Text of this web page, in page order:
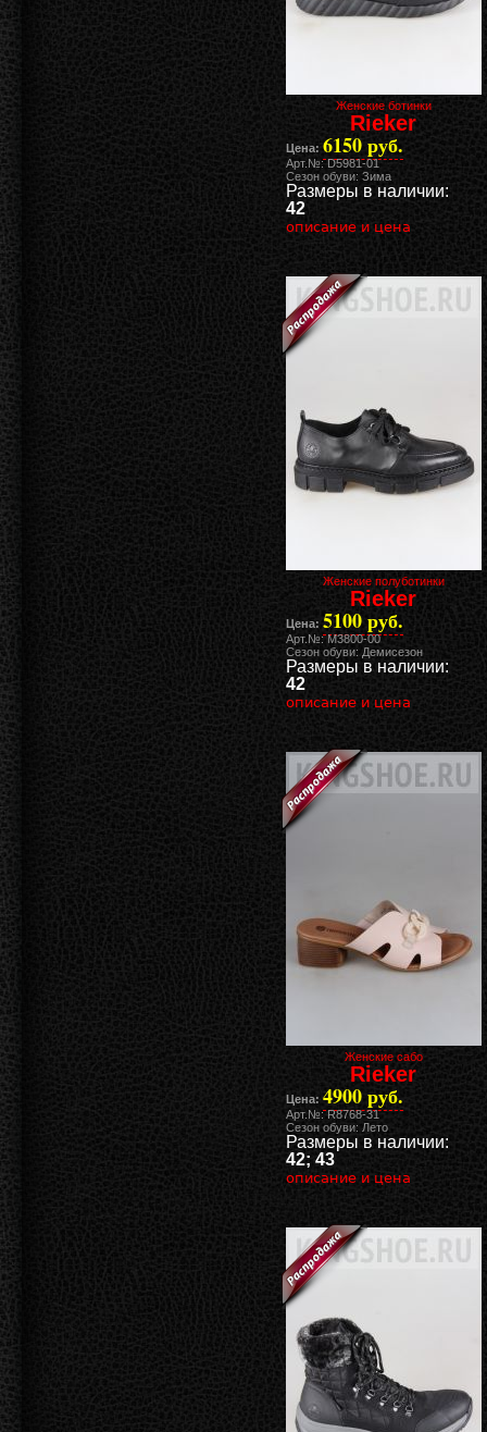
Женские ботинки
Rieker
Цена: 6150 руб.
Арт.№: D5981-01
Сезон обуви: Зима
Размеры в наличии:
42
описание и цена
Женские полуботинки
Rieker
Цена: 5100 руб.
Арт.№: M3800-00
Сезон обуви: Демисезон
Размеры в наличии:
42
описание и цена
Женские сабо
Rieker
Цена: 4900 руб.
Арт.№: R8768-31
Сезон обуви: Лето
Размеры в наличии:
42; 43
описание и цена